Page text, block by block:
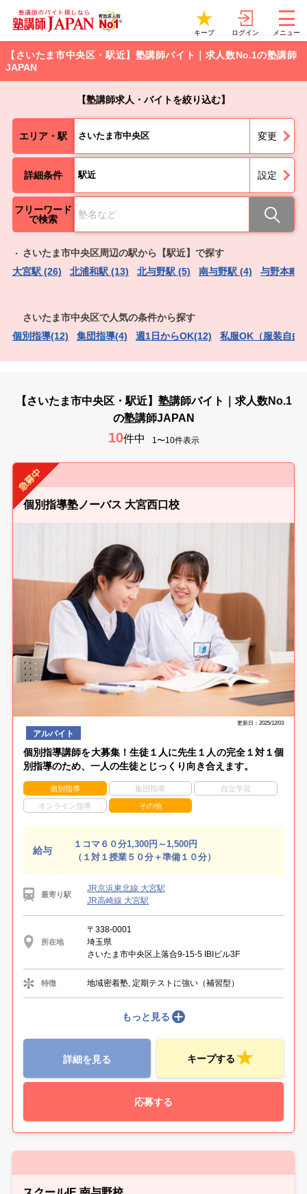
キープ ログイン メニュー
【さいたま市中央区・駅近】塾講師バイト｜求人数No.1の塾講師
JAPAN
【塾講師求人・バイトを絞り込む】
エリア・駅 さいたま市中央区 変更
詳細条件 駅近 設定
フリーワード
で検索
さいたま市中央区周辺の駅から【駅近】で探す
大宮駅 (26)
北浦和駅 (13) 北与野駅 (5) 南与野駅 (4) 与野本町
さいたま市中央区で人気の条件から探す
個別指導(12)
集団指導(4) 週1日からOK(12) 私服OK（服装自由
【さいたま市中央区・駅近】塾講師バイト｜求人数No.1
の塾講師JAPAN
10件中 1〜10件表示
個別指導塾ノーバス 大宮西口校
更新日：2025/12/03
アルバイト
個別指導講師を大募集！生徒１人に先生１人の完全１対１個
別指導のため、一人の生徒とじっくり向き合えます。
個別指導 集団指導 自立学習
オンライン指導 その他
給与
１コマ６０分1,300円～1,500円
（１対１授業５０分＋準備１０分）
最寄り駅
JR京浜東北線 大宮駅
JR高崎線 大宮駅
所在地
〒338-0001
埼玉県
さいたま市中央区上落合9-15-5 IBIビル3F
特徴 地域密着塾, 定期テストに強い（補習型）
もっと見る
詳細を見る キープする
応募する